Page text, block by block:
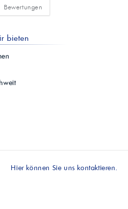
Bewertungen
bieten
Hier können Sie uns kontaktieren.